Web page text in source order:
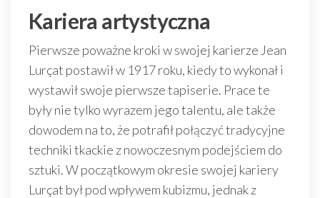
Kariera artystyczna
Pierwsze poważne kroki w swojej karierze Jean
Lurçat postawił w 1917 roku, kiedy to wykonał i
wystawił swoje pierwsze tapiserie. Prace te
były nie tylko wyrazem jego talentu, ale także
dowodem na to, że potrafił połączyć tradycyjne
techniki tkackie z nowoczesnym podejściem do
sztuki. W początkowym okresie swojej kariery
Lurçat był pod wpływem kubizmu, jednak z